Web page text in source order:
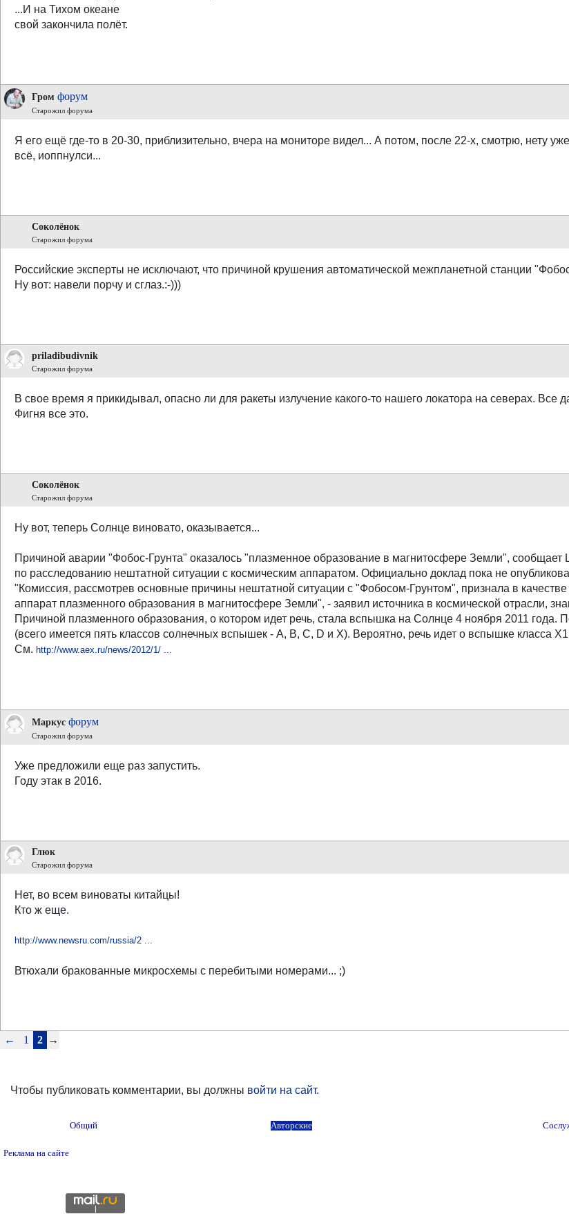
...И на Тихом океане
свой закончила полёт.
Гром форум
Старожил форума
Я его ещё где-то в 20-30, приблизительно, вчера на мониторе видел... А потом, после 22-х, смотрю, нету
всё, иоппнулси...
Соколёнок
Старожил форума
Российские эксперты не исключают, что причиной крушения автоматической межпланетной станции
Ну вот: навели порчу и сглаз.:-)))
priladibudivnik
Старожил форума
В свое время я прикидывал, опасно ли для ракеты излучение какого-то нашего локатора на северах.
Фигня все это.
Соколёнок
Старожил форума
Ну вот, теперь Солнце виновато, оказывается...
Причиной аварии "Фобос-Грунта" оказалось "плазменное образование в магнитосфере Земли",
по расследованию нештатной ситуации с космическим аппаратом. Официально доклад пока не
"Комиссия, рассмотрев основные причины нештатной ситуации с "Фобосом-Грунтом", признала в
аппарат плазменного образования в магнитосфере Земли", - заявил источника в космической отрасли,
Причиной плазменного образования, о котором идет речь, стала вспышка на Солнце 4 ноября 2011 года.
(всего имеется пять классов солнечных вспышек - A, B, C, D и X). Вероятно, речь идет о вспышке класса
См. http://www.aex.ru/news/2012/1/ ...
Маркус форум
Старожил форума
Уже предложили еще раз запустить.
Году этак в 2016.
Глюк
Старожил форума
Нет, во всем виноваты китайцы!
Кто ж еще.
http://www.newsru.com/russia/2 ...
Втюхали бракованные микросхемы с перебитыми номерами... ;)
← 1 2 →
Чтобы публиковать комментарии, вы должны войти на сайт.
Общий Авторские
Реклама на сайте